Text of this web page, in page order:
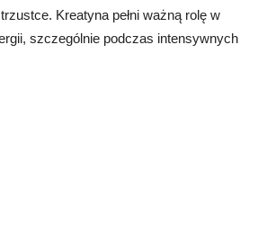
Kreatyna pełni ważną rolę w
szczególnie podczas intensywnych